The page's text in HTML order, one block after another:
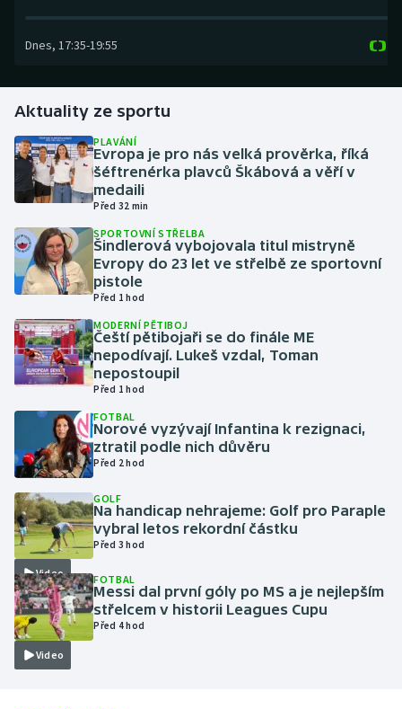
Gymnastika
Házená
Jezdectví
Judo
Krasobruslení
Lezení
Lyže a snowboard
Moderní pětiboj
Motorsport
Olympijské hry
Parasport
Plavání
Plážový volejbal
Dnes, 17:35-19:55
Aktuality ze sportu
PLAVÁNÍ
Evropa je pro nás velká prověrka, říká
šéftrenérka plavců Škábová a věří v
medaili
Před 32 min
SPORTOVNÍ STŘELBA
Šindlerová vybojovala titul mistryně
Evropy do 23 let ve střelbě ze sportovní
pistole
Před 1 hod
MODERNÍ PĚTIBOJ
Čeští pětibojaři se do finále ME
nepodívají. Lukeš vzdal, Toman
nepostoupil
Před 1 hod
FOTBAL
Norové vyzývají Infantina k rezignaci,
ztratil podle nich důvěru
Před 2 hod
Video
GOLF
Na handicap nehrajeme: Golf pro Paraple
vybral letos rekordní částku
Před 3 hod
Video
FOTBAL
Messi dal první góly po MS a je nejlepším
střelcem v historii Leagues Cupu
Před 4 hod